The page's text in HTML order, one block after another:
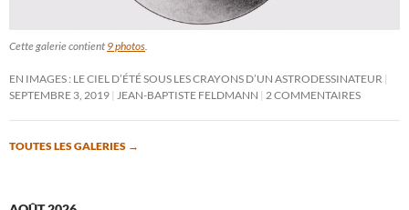
Cette galerie contient 9 photos
EN IMAGES : LE CIEL D’ÉTÉ SOUS LES CRAYONS D’UN ASTRODESSINATEUR
SEPTEMBRE 3, 2019
JEAN-BAPTISTE FELDMANN 2 COMMENTAIRES
TOUTES LES GALERIES →